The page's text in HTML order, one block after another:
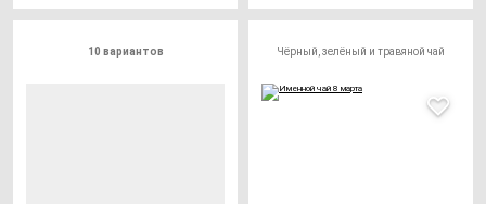
10 вариантов Чёрный, зелёный и травяной чай